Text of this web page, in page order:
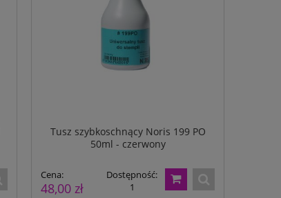
Dostępność:
Tusz szybkoschnący Noris 199 PO
50ml - czerwony
Cena:
48,00 zł
Dostępność:
1